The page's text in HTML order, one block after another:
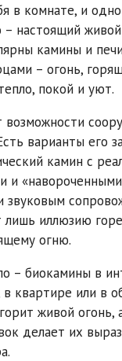
в комнате, и
– настоящий
камины и
– огонь,
покой и уют.
возможности
варианты его
камин с
и
звуковым
лишь иллюзию
огню.
– биокамины в
в квартире или в
живой огонь,
делает их